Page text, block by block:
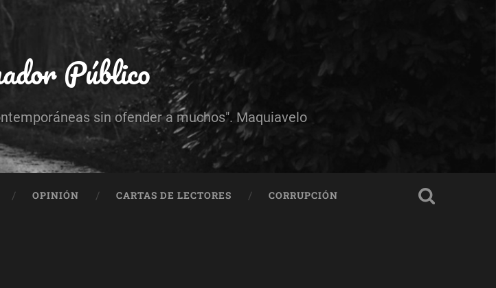
Público
sin ofender a muchos". Maquiavelo
OPINIÓN CARTAS DE LECTORES CORRUPCIÓN